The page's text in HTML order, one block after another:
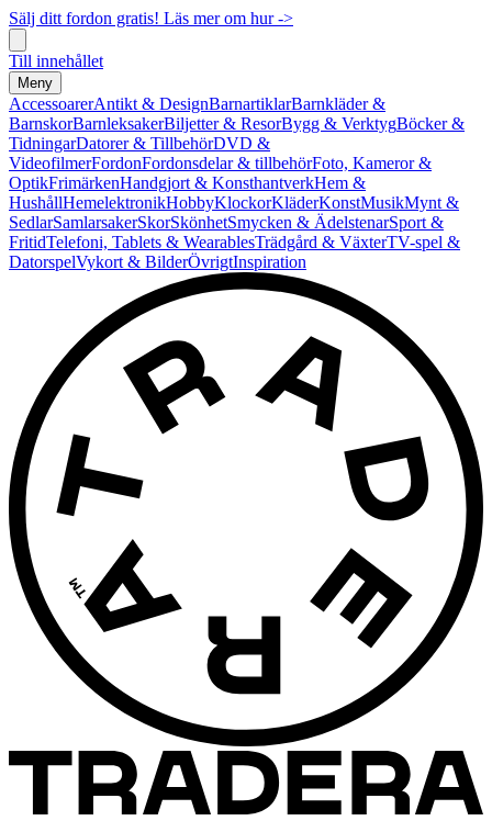
Sälj ditt fordon gratis! Läs mer om hur ->
Till innehållet
Meny
AccessoarerAntikt & DesignBarnartiklarBarnkläder &
BarnskorBarnleksakerBiljetter & ResorBygg & VerktygBöcker &
TidningarDatorer & TillbehörDVD &
VideofilmerFordonFordonsdelar & tillbehörFoto, Kameror &
OptikFrimärkenHandgjort & KonsthantverkHem &
HushållHemelektronikHobbyKlockorKläderKonstMusikMynt &
SedlarSamlarsakerSkorSkönhetSmycken & ÄdelstenarSport &
FritidTelefoni, Tablets & WearablesTrädgård & VäxterTV-spel &
DatorspelVykort & BilderÖvrigtInspiration